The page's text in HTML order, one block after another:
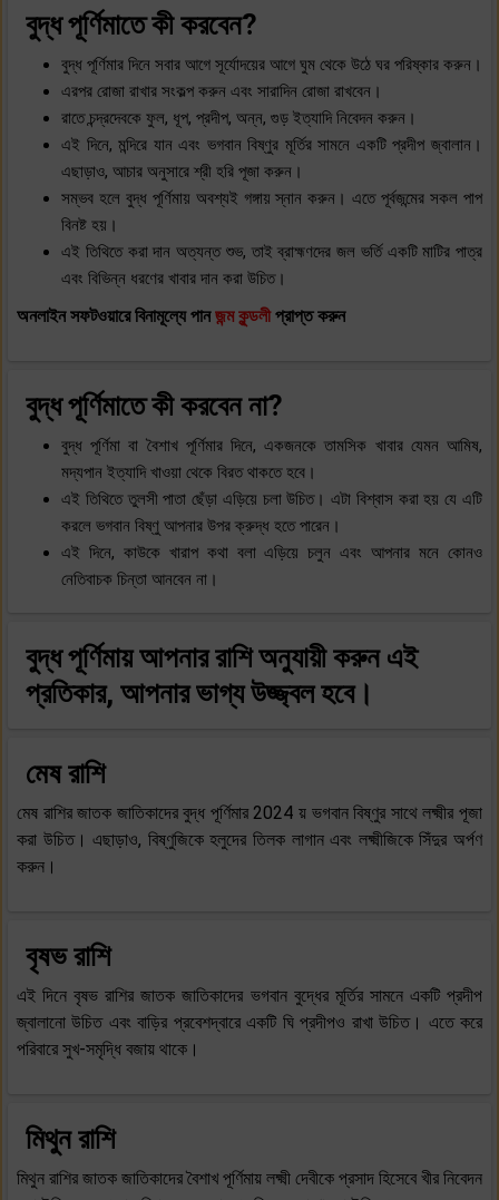
বুদ্ধ পূর্ণিমাতে কী করবেন?
বুদ্ধ পূর্ণিমার দিনে সবার আগে সূর্যোদয়ের আগে ঘুম থেকে উঠে ঘর পরিষ্কার করুন।
এরপর রোজা রাখার সংকল্প করুন এবং সারাদিন রোজা রাখবেন।
রাতে চন্দ্রদেবকে ফুল, ধূপ, প্রদীপ, অন্ন, গুড় ইত্যাদি নিবেদন করুন।
এই দিনে, মন্দিরে যান এবং ভগবান বিষ্ণুর মূর্তির সামনে একটি প্রদীপ জ্বালান।
এছাড়াও, আচার অনুসারে শ্রী হরি পূজা করুন।
সম্ভব হলে বুদ্ধ পূর্ণিমায় অবশ্যই গঙ্গায় স্নান করুন। এতে পূর্বজন্মের সকল পাপ
বিনষ্ট হয়।
এই তিথিতে করা দান অত্যন্ত শুভ, তাই ব্রাহ্মণদের জল ভর্তি একটি মাটির পাত্র
এবং বিভিন্ন ধরণের খাবার দান করা উচিত।
অনলাইন সফটওয়ারে বিনামূল্যে পানজন্ম কুন্ডলীপ্রাপ্ত করুন
বুদ্ধ পূর্ণিমাতে কী করবেন না?
বুদ্ধ পূর্ণিমা বা বৈশাখ পূর্ণিমার দিনে, একজনকে তামসিক খাবার যেমন আমিষ,
মদ্যপান ইত্যাদি খাওয়া থেকে বিরত থাকতে হবে।
এই তিথিতে তুলসী পাতা ছেঁড়া এড়িয়ে চলা উচিত। এটা বিশ্বাস করা হয় যে এটি
করলে ভগবান বিষ্ণু আপনার উপর ক্রুদ্ধ হতে পারেন।
এই দিনে, কাউকে খারাপ কথা বলা এড়িয়ে চলুন এবং আপনার মনে কোনও
নেতিবাচক চিন্তা আনবেন না।
বুদ্ধ পূর্ণিমায় আপনার রাশি অনুযায়ী করুন এই
প্রতিকার, আপনার ভাগ্য উজ্জ্বল হবে।
মেষ রাশি
মেষ রাশির জাতক জাতিকাদের বুদ্ধ পূর্ণিমার 2024 য় ভগবান বিষ্ণুর সাথে লক্ষ্মীর পূজা
করা উচিত। এছাড়াও, বিষ্ণুজিকে হলুদের তিলক লাগান এবং লক্ষ্মীজিকে সিঁদুর অর্পণ
করুন।
বৃষভ রাশি
এই দিনে বৃষভ রাশির জাতক জাতিকাদের ভগবান বুদ্ধের মূর্তির সামনে একটি প্রদীপ
জ্বালানো উচিত এবং বাড়ির প্রবেশদ্বারে একটি ঘি প্রদীপও রাখা উচিত। এতে করে
পরিবারে সুখ-সমৃদ্ধি বজায় থাকে।
মিথুন রাশি
মিথুন রাশির জাতক জাতিকাদের বৈশাখ পূর্ণিমায় লক্ষ্মী দেবীকে প্রসাদ হিসেবে খীর নিবেদন